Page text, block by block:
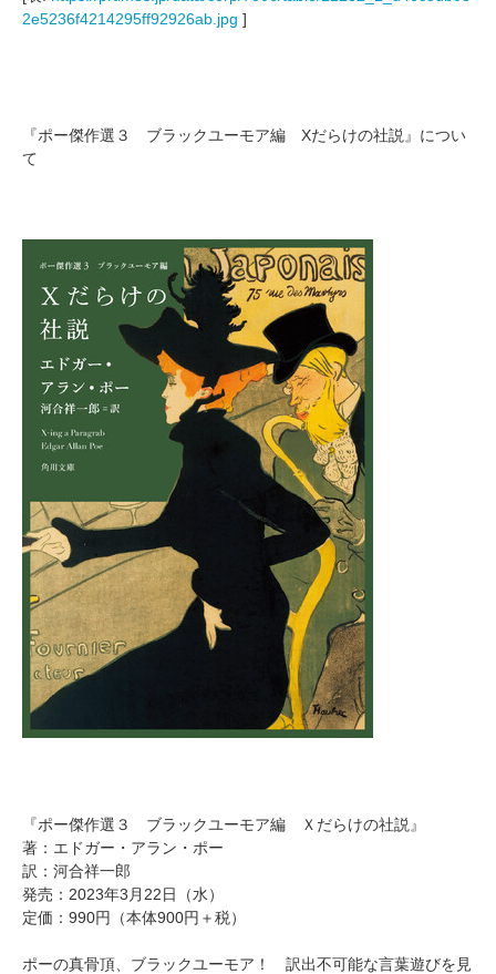
2e5236f4214295ff92926ab.jpg ]
『ポー傑作選３ ブラックユーモア編 Xだらけの社説』につい
て
『ポー傑作選３ ブラックユーモア編 Ｘだらけの社説』
著：エドガー・アラン・ポー
訳：河合祥一郎
発売：2023年3月22日（水）
定価：990円（本体900円＋税）
ポーの真骨頂、ブラックユーモア！ 訳出不可能な言葉遊びを見